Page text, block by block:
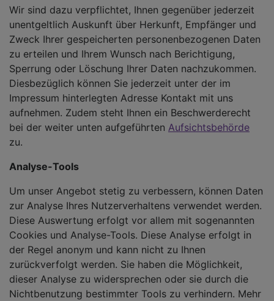
Wir sind dazu verpflichtet, Ihnen gegenüber jederzeit
unentgeltlich Auskunft über Herkunft, Empfänger und
Zweck Ihrer gespeicherten personenbezogenen Daten
zu erteilen und Ihrem Wunsch nach Berichtigung,
Sperrung oder Löschung Ihrer Daten nachzukommen.
Diesbezüglich können Sie jederzeit unter der im
Impressum hinterlegten Adresse Kontakt mit uns
aufnehmen. Zudem steht Ihnen ein Beschwerderecht
bei der weiter unten aufgeführten Aufsichtsbehörde
zu.
Analyse-Tools
Um unser Angebot stetig zu verbessern, können Daten
zur Analyse Ihres Nutzerverhaltens verwendet werden.
Diese Auswertung erfolgt vor allem mit sogenannten
Cookies und Analyse-Tools. Diese Analyse erfolgt in
der Regel anonym und kann nicht zu Ihnen
zurückverfolgt werden. Sie haben die Möglichkeit,
dieser Analyse zu widersprechen oder sie durch die
Nichtbenutzung bestimmter Tools zu verhindern. Mehr